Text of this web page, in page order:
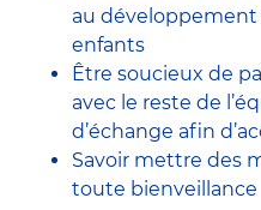
au
enfants
Être soucieux de
avec le reste de
d’échange afin
Savoir mettre des
toute bienveillance